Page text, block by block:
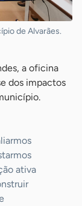
de Alvarães.
a oficina
dos impactos
ativa